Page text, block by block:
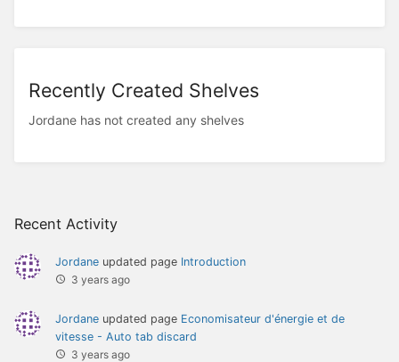
Recent Activity
Jordane updated page Introduction
3 years ago
Jordane updated page Economisateur d'énergie et de
vitesse - Auto tab discard
3 years ago
Recently Created Shelves
Jordane has not created any shelves